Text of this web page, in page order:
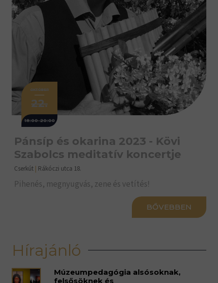
OKTÓBER
22.
18:00-20:00
Pánsíp és okarina 2023 - Kövi
Szabolcs meditatív koncertje
Cserkút | Rákóczi utca 18.
Pihenés, megnyugvás, zene és vetítés!
BŐVEBBEN
Hírajánló
Múzeumpedagógia alsósoknak,
felsősöknek és